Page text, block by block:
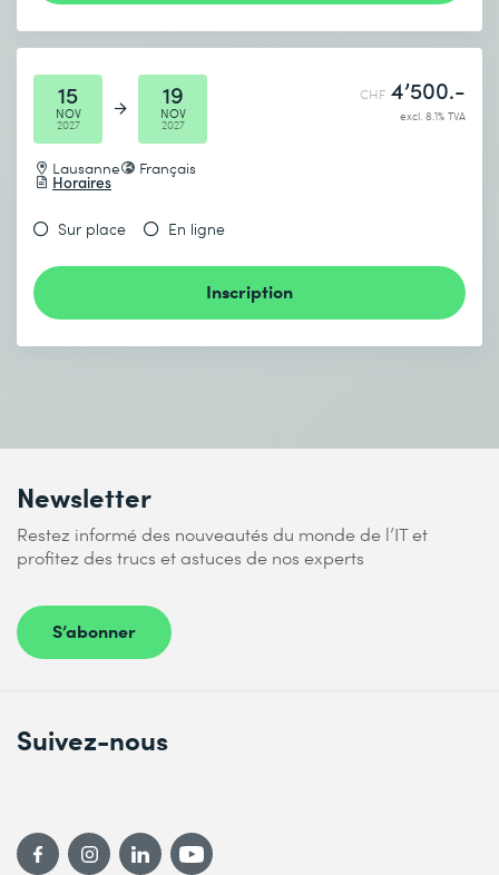
15
NOV
2027
19
NOV
2027
Lausanne Français
Horaires
CHF 4’500.-
excl. 8.1% TVA
Sur place En ligne
Inscription
Newsletter
Restez informé des nouveautés du monde de l’IT et
profitez des trucs et astuces de nos experts
S’abonner
Suivez-nous